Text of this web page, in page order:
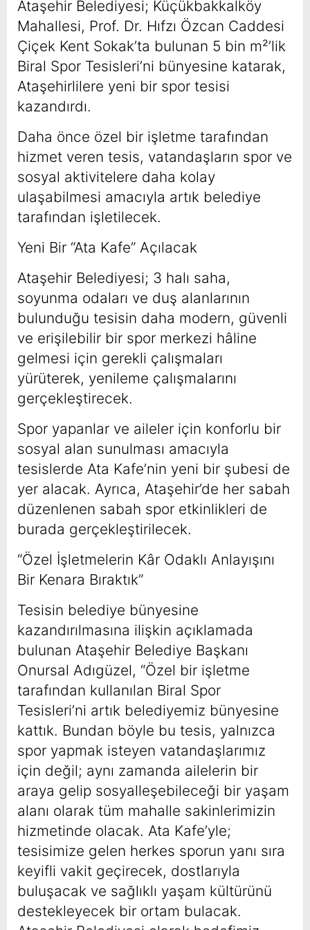
Ataşehir Belediyesi; Küçükbakkalköy
Mahallesi, Prof. Dr. Hıfzı Özcan Caddesi
Çiçek Kent Sokak’ta bulunan 5 bin m²’lik
Biral Spor Tesisleri’ni bünyesine katarak,
Ataşehirlilere yeni bir spor tesisi
kazandırdı.
Daha önce özel bir işletme tarafından
hizmet veren tesis, vatandaşların spor ve
sosyal aktivitelere daha kolay
ulaşabilmesi amacıyla artık belediye
tarafından işletilecek.
Yeni Bir “Ata Kafe” Açılacak
Ataşehir Belediyesi; 3 halı saha,
soyunma odaları ve duş alanlarının
bulunduğu tesisin daha modern, güvenli
ve erişilebilir bir spor merkezi hâline
gelmesi için gerekli çalışmaları
yürüterek, yenileme çalışmalarını
gerçekleştirecek.
Spor yapanlar ve aileler için konforlu bir
sosyal alan sunulması amacıyla
tesislerde Ata Kafe’nin yeni bir şubesi de
yer alacak. Ayrıca, Ataşehir’de her sabah
düzenlenen sabah spor etkinlikleri de
burada gerçekleştirilecek.
“Özel İşletmelerin Kâr Odaklı Anlayışını
Bir Kenara Bıraktık”
Tesisin belediye bünyesine
kazandırılmasına ilişkin açıklamada
bulunan Ataşehir Belediye Başkanı
Onursal Adıgüzel, “Özel bir işletme
tarafından kullanılan Biral Spor
Tesisleri’ni artık belediyemiz bünyesine
kattık. Bundan böyle bu tesis, yalnızca
spor yapmak isteyen vatandaşlarımız
için değil; aynı zamanda ailelerin bir
araya gelip sosyalleşebileceği bir yaşam
alanı olarak tüm mahalle sakinlerimizin
hizmetinde olacak. Ata Kafe’yle;
tesisimize gelen herkes sporun yanı sıra
keyifli vakit geçirecek, dostlarıyla
buluşacak ve sağlıklı yaşam kültürünü
destekleyecek bir ortam bulacak.